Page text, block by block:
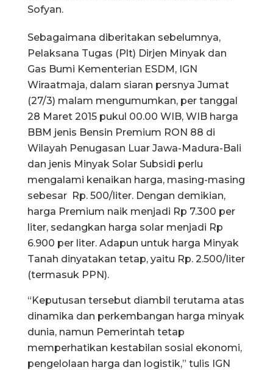
Sofyan.
Sebagaimana diberitakan sebelumnya,
Pelaksana Tugas (Plt) Dirjen Minyak dan
Gas Bumi Kementerian ESDM, IGN
Wiraatmaja, dalam siaran persnya Jumat
(27/3) malam mengumumkan, per tanggal
28 Maret 2015 pukul 00.00 WIB, WIB harga
BBM jenis Bensin Premium RON 88 di
Wilayah Penugasan Luar Jawa-Madura-Bali
dan jenis Minyak Solar Subsidi perlu
mengalami kenaikan harga, masing-masing
sebesar Rp. 500/liter. Dengan demikian,
harga Premium naik menjadi Rp 7.300 per
liter, sedangkan harga solar menjadi Rp
6.900 per liter. Adapun untuk harga Minyak
Tanah dinyatakan tetap, yaitu Rp. 2.500/liter
(termasuk PPN).
“Keputusan tersebut diambil terutama atas
dinamika dan perkembangan harga minyak
dunia, namun Pemerintah tetap
memperhatikan kestabilan sosial ekonomi,
pengelolaan harga dan logistik,” tulis IGN